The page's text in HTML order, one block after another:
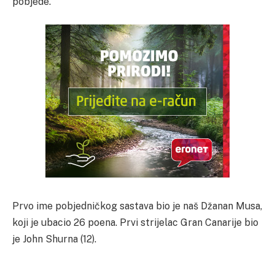
Prvo ime pobjedničkog sastava bio je naš Džanan Musa,
koji je ubacio 26 poena. Prvi strijelac Gran Canarije bio
je John Shurna (12).